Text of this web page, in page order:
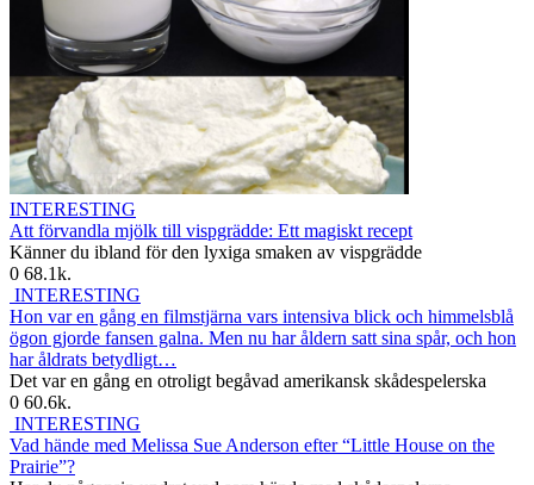
INTERESTING
Att förvandla mjölk till vispgrädde: Ett magiskt recept
Känner du ibland för den lyxiga smaken av vispgrädde
0 68.1k.
INTERESTING
Hon var en gång en filmstjärna vars intensiva blick och himmelsblå
ögon gjorde fansen galna. Men nu har åldern satt sina spår, och hon
har åldrats betydligt…
Det var en gång en otroligt begåvad amerikansk skådespelerska
0 60.6k.
INTERESTING
Vad hände med Melissa Sue Anderson efter “Little House on the
Prairie”?